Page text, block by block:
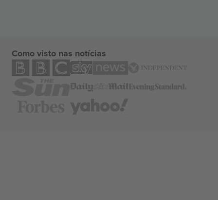
Como visto nas notícias